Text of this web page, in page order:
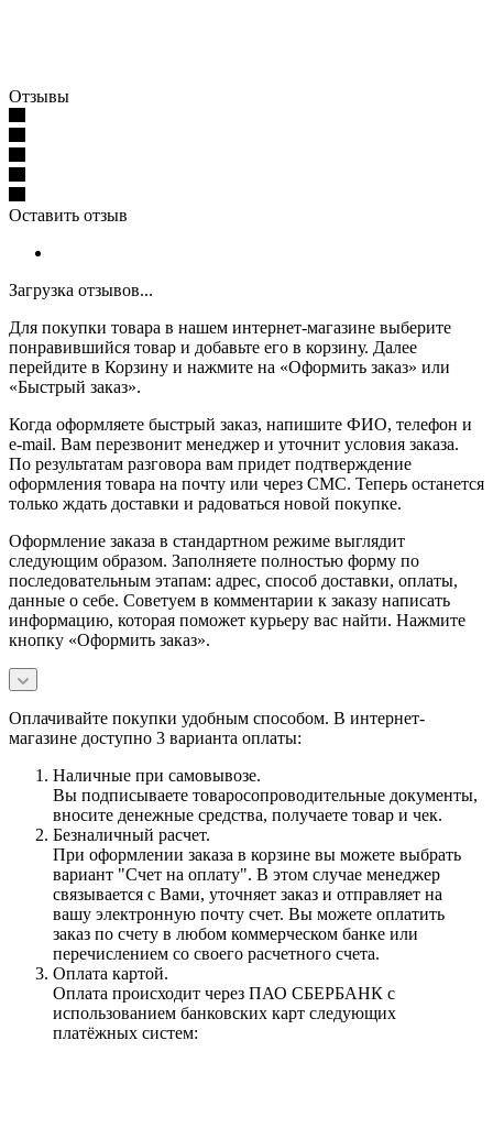
Отзывы
Оставить отзыв
Загрузка отзывов...
Для покупки товара в нашем интернет-магазине выберите
понравившийся товар и добавьте его в корзину. Далее
перейдите в Корзину и нажмите на «Оформить заказ» или
«Быстрый заказ».
Когда оформляете быстрый заказ, напишите ФИО, телефон и
e-mail. Вам перезвонит менеджер и уточнит условия заказа.
По результатам разговора вам придет подтверждение
оформления товара на почту или через СМС. Теперь останется
только ждать доставки и радоваться новой покупке.
Оформление заказа в стандартном режиме выглядит
следующим образом. Заполняете полностью форму по
последовательным этапам: адрес, способ доставки, оплаты,
данные о себе. Советуем в комментарии к заказу написать
информацию, которая поможет курьеру вас найти. Нажмите
кнопку «Оформить заказ».
Оплачивайте покупки удобным способом. В интернет-
магазине доступно 3 варианта оплаты:
Наличные при самовывозе.
Вы подписываете товаросопроводительные документы,
вносите денежные средства, получаете товар и чек.
Безналичный расчет.
При оформлении заказа в корзине вы можете выбрать
вариант "Счет на оплату". В этом случае менеджер
связывается с Вами, уточняет заказ и отправляет на
вашу электронную почту счет. Вы можете оплатить
заказ по счету в любом коммерческом банке или
перечислением со своего расчетного счета.
Оплата картой.
Оплата происходит через ПАО СБЕРБАНК с
использованием банковских карт следующих
платёжных систем: